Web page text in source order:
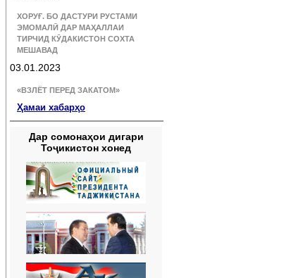
ХОРУҒ. БО ДАСТУРИ РУСТАМИ
ЭМОМАЛӢ ДАР МАҲАЛЛАИ
ТИРЧИД КӮДАКИСТОН СОХТА
МЕШАВАД
03.01.2023
«ВЗЛЁТ ПЕРЕД ЗАКАТОМ»
Ҳамаи хабарҳо
Дар сомонаҳои дигари
Тоҷикистон хонед